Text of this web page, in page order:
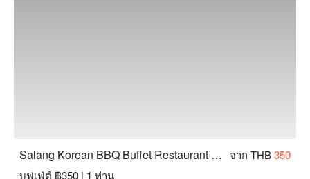
Salang Korean BBQ Buffet Restaurant (Phaya Thai) จาก THB350
บุฟเฟ่ต์ ฿350 | 1 ท่าน